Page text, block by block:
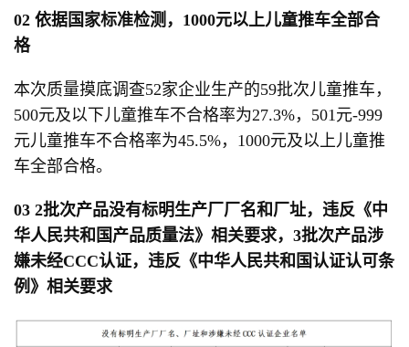
02 依据 国家标准检测， 1000元以上儿童推车全部合
格
本次质量摸底调查52家企业生产的59批次儿童推车，
500元及以下儿童推车不合格率为27.3%，501元-999
元儿童推车不合格率为45.5%，1000元及以上儿童推
车全部合格。
03 2批次产品没有标明生产厂厂名和厂址，违反《中
华人民共和国产品质量法》相关要求， 3批次产品涉
嫌未经CCC认证，违反《中华人民共和国认证认可条
例》相关要求